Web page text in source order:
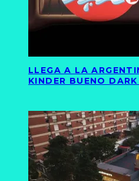
LLEGA A LA
KINDER BUENO